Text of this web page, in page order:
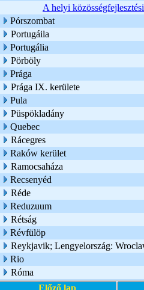
A helyi
Pórszombat
Portugáila
Portugália
Pörböly
Prága
Prága IX. kerülete
Pula
Püspökladány
Quebec
Rácegres
Raków kerület
Ramocsaháza
Recsenyéd
Réde
Reduzuum
Rétság
Révfülöp
Reykjavik; Lengyelország:
Rio
Róma
Előző lap